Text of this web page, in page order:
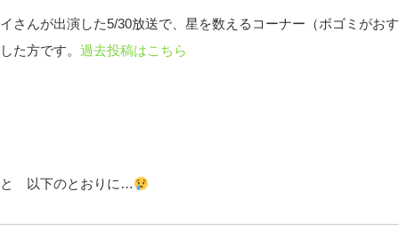
んが出演した5/30放送で、星を数えるコーナー（ボゴミがおす
た方です。 過去投稿はこちら
以下のとおりに…